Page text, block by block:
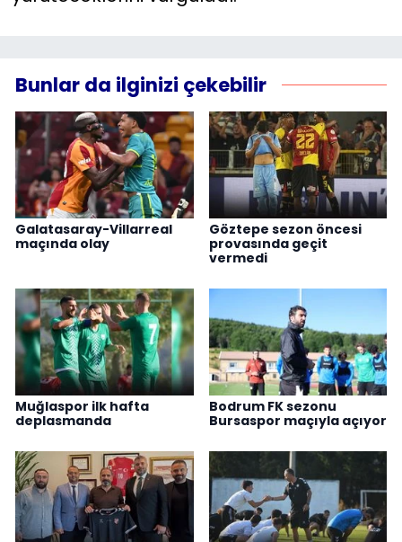
Bunlar da ilginizi çekebilir
Galatasaray-Villarreal
maçında olay
Göztepe sezon öncesi
provasında geçit
vermedi
Muğlaspor ilk hafta
deplasmanda
Bodrum FK sezonu
Bursaspor maçıyla açıyor